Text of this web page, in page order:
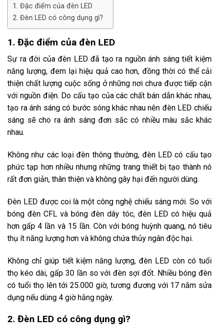
1. Đặc điểm của đèn LED
2. Đèn LED có công dụng gì?
1. Đặc điểm của đèn LED
Sự ra đời củađèn LEDđã tạo ra nguồn ánh sáng tiết kiệm
năng lượng, đem lại hiệu quả cao hơn, đồng thời có thể cải
thiện chất lượng cuộc sống ở những nơi chưa được tiếp cận
với nguồn điện. Do cấu tạo của các chất bán dẫn khác nhau,
tạo ra ánh sáng có bước sóng khác nhau nên đèn LED chiếu
sáng sẽ cho ra ánh sáng đơn sắc có nhiều màu sắc khác
nhau.
Không như các loại đèn thông thường, đèn LEDcó cấu tạo
phức tạp hơn nhiều nhưng những trang thiết bị tạo thành nó
rất đơn giản, thân thiện và không gây hại đến người dùng.
Đèn LEDđược coi là một công nghệ chiếu sáng mới. So với
bóng đèn CFL và bóng đèn dây tóc, đèn LEDcó hiệu quả
hơn gấp 4 lần và 15 lần. Còn với bóng huỳnh quang, nó tiêu
thụ ít năng lượng hơn và không chứa thủy ngân độc hại.
Không chỉ giúp tiết kiệm năng lượng,đèn LED còn có tuổi
thọ kéo dài, gấp 30 lần so với đèn sợi đốt. Nhiều bóng đèn
có tuổi thọ lên tới 25.000 giờ, tương đương với 17 năm sửa
dụng nếu dùng 4 giờ hằng ngày.
2. Đèn LED có công dụng gì?